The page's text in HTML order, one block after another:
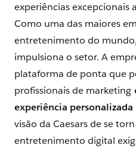
experiências excepcionais
Como uma das maiores
entretenimento do
impulsiona o setor. A
plataforma de ponta que
profissionais de marketing
experiência personalizada
visão da Caesars de se
entretenimento digital